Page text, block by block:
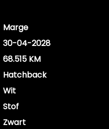
Marge
30-04-2028
68.515 KM
Hatchback
Wit
Stof
Zwart